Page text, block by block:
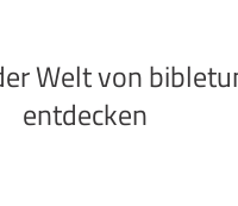
Welt von
entdecken